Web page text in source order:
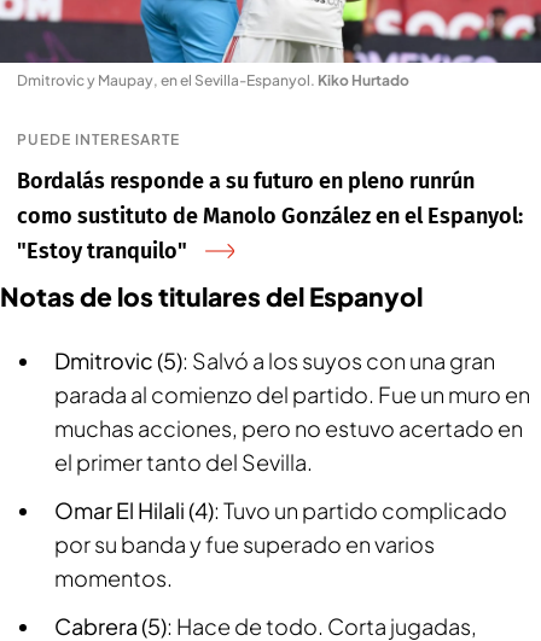
Dmitrovic y Maupay, en el Sevilla-Espanyol. Kiko Hurtado
PUEDE INTERESARTE
Bordalás responde a su futuro en pleno runrún
como sustituto de Manolo González en el Espanyol:
"Estoy tranquilo"
Notas de los titulares del Espanyol
Dmitrovic (5): Salvó a los suyos con una gran
parada al comienzo del partido. Fue un muro en
muchas acciones, pero no estuvo acertado en
el primer tanto del Sevilla.
Omar El Hilali (4): Tuvo un partido complicado
por su banda y fue superado en varios
momentos.
Cabrera (5): Hace de todo. Corta jugadas,